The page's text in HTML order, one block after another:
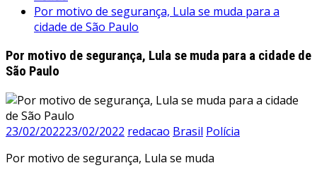
Por motivo de segurança, Lula se muda para a
cidade de São Paulo
Por motivo de segurança, Lula se muda para a cidade de
São Paulo
23/02/202223/02/2022 redacao Brasil Polícia
Por motivo de segurança, Lula se muda